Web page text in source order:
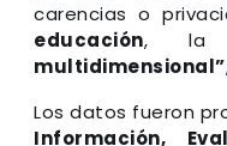
carencias o
educación, la
multidimensional”
Los datos fueron
Información,